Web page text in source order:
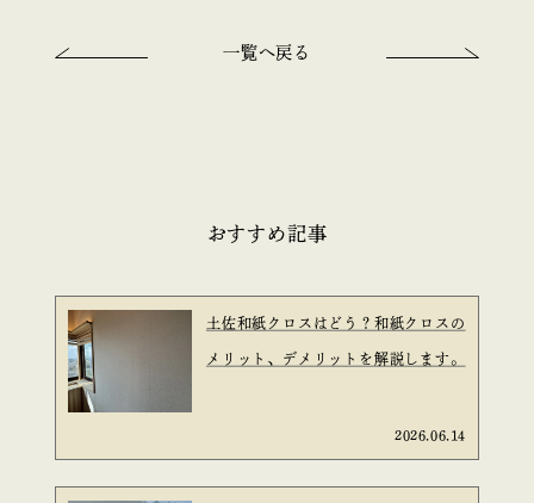
一覧へ戻る
おすすめ記事
土佐和紙クロスはどう？和紙クロスの
メリット、デメリットを解説します。
2026.06.14